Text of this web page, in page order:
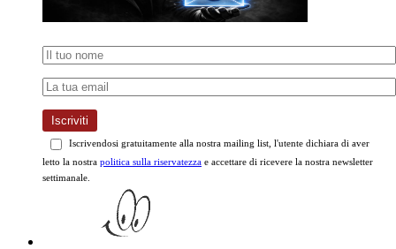
Iscriviti
Iscrivendosi gratuitamente alla nostra mailing list, l'utente dichiara di aver
letto la nostra politica sulla riservatezza e accettare di ricevere la nostra newsletter
settimanale.